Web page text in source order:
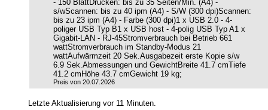
- 150 BlattDrucken: bis zu 35 Seiten/Min. (A4) -
s/wScannen: bis zu 40 ipm (A4) - S/W (300 dpi)Scannen:
bis zu 23 ipm (A4) - Farbe (300 dpi)1 x USB 2.0 - 4-
poliger USB Typ B1 x USB host - 4-polig USB Typ A1 x
Gigabit-LAN - RJ-45Stromverbrauch bei Betrieb 661
wattStromverbrauch im Standby-Modus 21
wattAufwärmzeit 20 Sek.Ausgabezeit erste Kopie s/w
6.9 Sek.Abmessungen und GewichtBreite 41.7 cmTiefe
41.2 cmHöhe 43.7 cmGewicht 19 kg;
Preis von 20.07.2026
Letzte Aktualisierung vor 11 Minuten.